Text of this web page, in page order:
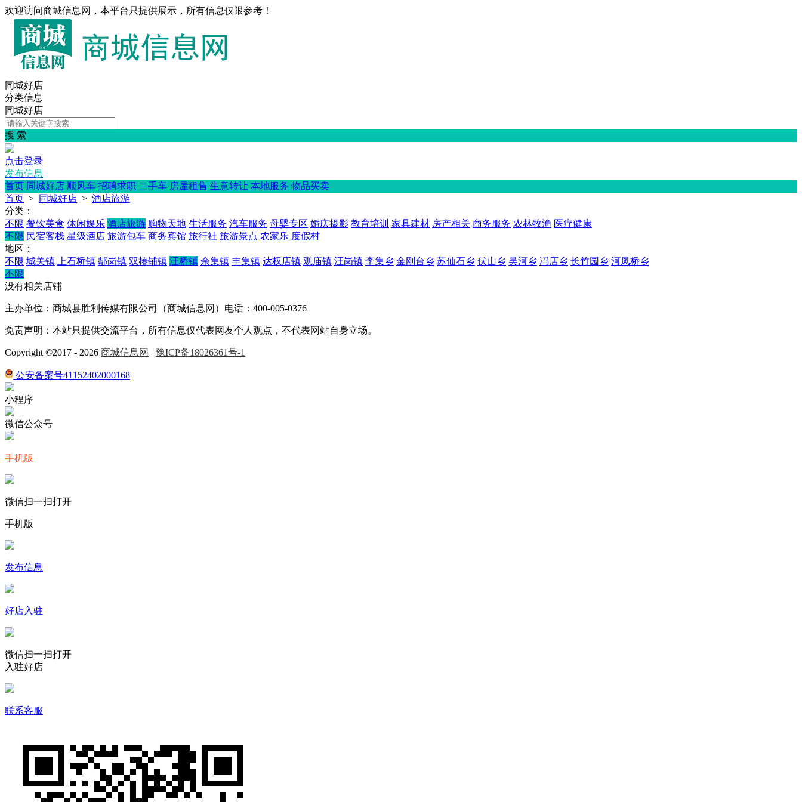
欢迎访问商城信息网，本平台只提供展示，所有信息仅限参考！
同城好店
分类信息
同城好店
搜 索
点击登录
发布信息
首页 同城好店 顺风车 招聘求职 二手车 房屋租售 生意转让 本地服务 物品买卖
首页 > 同城好店 > 酒店旅游
分类：
不限 餐饮美食 休闲娱乐 酒店旅游 购物天地 生活服务 汽车服务 母婴专区 婚庆摄影 教育培训 家具建材 房产相关 商务服务 农林牧渔 医疗健康
不限 民宿客栈 星级酒店 旅游包车 商务宾馆 旅行社 旅游景点 农家乐 度假村
地区：
不限 城关镇 上石桥镇 鄢岗镇 双椿铺镇 汪桥镇 余集镇 丰集镇 达权店镇 观庙镇 汪岗镇 李集乡 金刚台乡 苏仙石乡 伏山乡 吴河乡 冯店乡 长竹园乡 河凤桥乡
不限
没有相关店铺
主办单位：商城县胜利传媒有限公司（商城信息网）电话：400-005-0376
免责声明：本站只提供交流平台，所有信息仅代表网友个人观点，不代表网站自身立场。
Copyright ©2017 - 2026 商城信息网 豫ICP备18026361号-1
公安备案号41152402000168
小程序
微信公众号
手机版
微信扫一扫打开
手机版
发布信息
好店入驻
微信扫一扫打开
入驻好店
联系客服